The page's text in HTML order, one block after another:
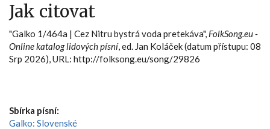
Jak citovat
"Galko 1/464a | Cez Nitru bystrá voda pretekáva", FolkSong.eu -
Online katalog lidových písní, ed. Jan Koláček (datum přístupu: 08
Srp 2026), URL: http://folksong.eu/song/29826
Sbírka písní:
Galko: Slovenské